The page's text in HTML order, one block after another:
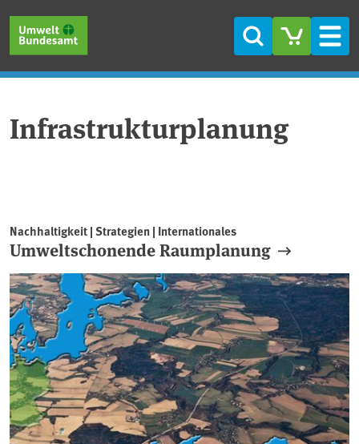
Suche
Infrastrukturplanung
Nachhaltigkeit | Strategien | Internationales
Umweltschonende Raumplanung